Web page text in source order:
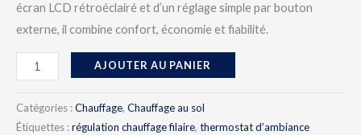
écran LCD rétroéclairé et d’un réglage simple par bouton
externe, il combine confort, économie et fiabilité.
AJOUTER AU PANIER
Catégories :Chauffage, Chauffage au sol
Étiquettes :régulation chauffage filaire, thermostat d’ambiance